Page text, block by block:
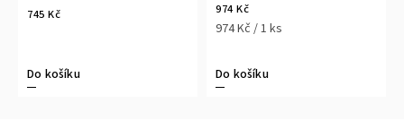
745 Kč
Do košíku
974 Kč
974 Kč / 1 ks
Do košíku